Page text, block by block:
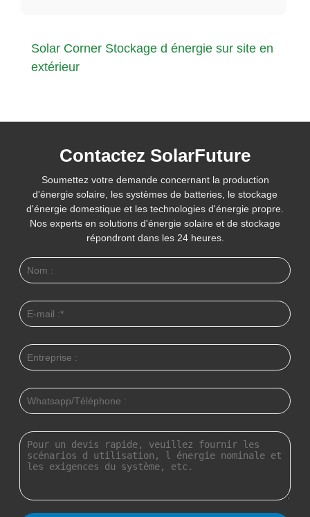
Solar Corner Stockage d énergie sur site en
extérieur
Contactez SolarFuture
Soumettez votre demande concernant la production
d'énergie solaire, les systèmes de batteries, le stockage
d'énergie domestique et les technologies d'énergie propre.
Nos experts en solutions d'énergie solaire et de stockage
répondront dans les 24 heures.